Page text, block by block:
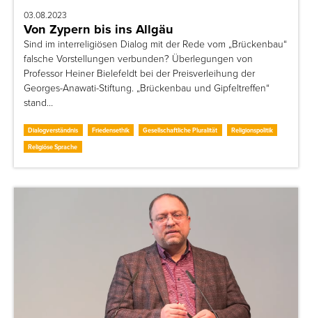
03.08.2023
Von Zypern bis ins Allgäu
Sind im interreligiösen Dialog mit der Rede vom „Brückenbau“
falsche Vorstellungen verbunden? Überlegungen von
Professor Heiner Bielefeldt bei der Preisverleihung der
Georges-Anawati-Stiftung. „Brückenbau und Gipfeltreffen“
stand…
Dialogverständnis Friedensethik Gesellschaftliche Pluralität
Religionspolitik
Religiöse Sprache